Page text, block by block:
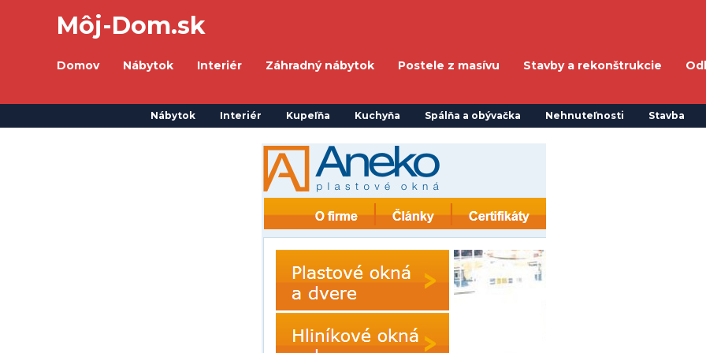
Môj-Dom.sk
Domov Nábytok Interiér Záhradný nábytok Postele z masívu Stavby a rekonštrukcie
Nábytok Interiér Kupeľňa Kuchyňa Spálňa a obývačka Nehnuteľnosti Stavba